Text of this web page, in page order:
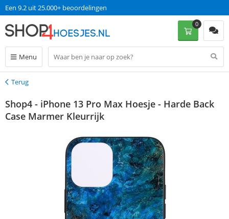
Een 9.2 uit 25.000+ beoordelingen
Menu
0
Terug
Terug
Shop4 - iPhone 13 Pro Max Hoesje - Harde Back
Case Marmer Kleurrijk